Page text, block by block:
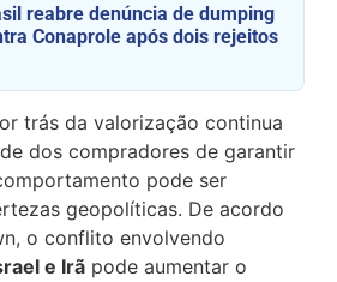
reabre denúncia de dumping
Conaprole após dois rejeitos
trás da valorização continua
dos compradores de garantir
pode ser
geopolíticas. De acordo
o conflito envolvendo
e Irã pode aumentar o